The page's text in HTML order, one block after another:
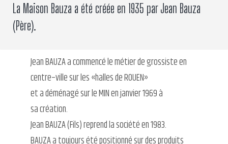
La Maison Bauza a été créée en 1935 par Jean Bauza
(Père).
Jean BAUZA a commencé le métier de grossiste en
centre–ville sur les «halles de ROUEN»
et a déménagé sur le MIN en janvier 1969 à
sa création.
Jean BAUZA (Fils) reprend la société en 1983.
BAUZA a toujours été positionné sur des produits